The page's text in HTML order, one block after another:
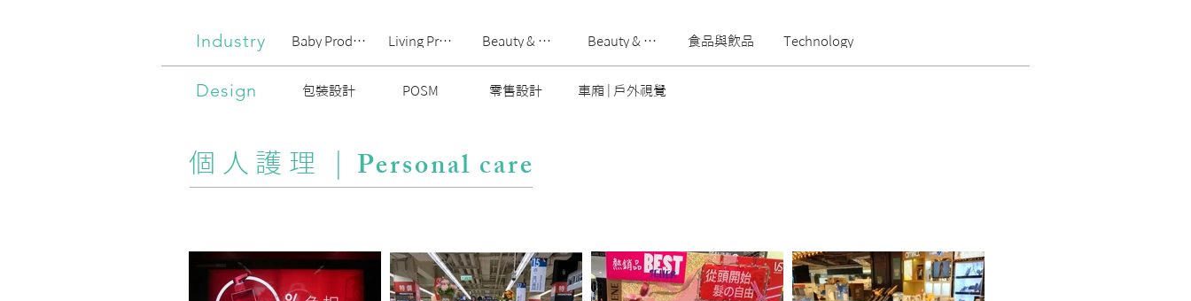
Industry Baby Products Living Products Beauty & Skincare Beauty & Skincare食品與飲品 Technology
Design 包裝設計 POSM 零售設計 車廂 | 戶外視覺
個人護理 | Personal care